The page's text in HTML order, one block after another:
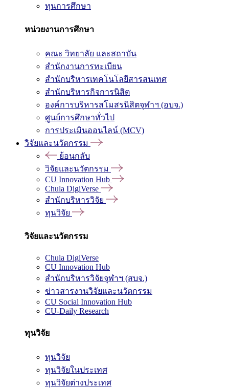
ทุนการศึกษา
หน่วยงานการศึกษา
คณะ วิทยาลัย และสถาบัน
สำนักงานการทะเบียน
สำนักบริหารเทคโนโลยีสารสนเทศ
สำนักบริหารกิจการนิสิต
องค์การบริหารสโมสรนิสิตจุฬาฯ (อบจ.)
ศูนย์การศึกษาทั่วไป
การประเมินออนไลน์ (MCV)
วิจัยและนวัตกรรม
ย้อนกลับ
วิจัยและนวัตกรรม
CU Innovation Hub
Chula DigiVerse
สำนักบริหารวิจัย
ทุนวิจัย
วิจัยและนวัตกรรม
Chula DigiVerse
CU Innovation Hub
สำนักบริหารวิจัยจุฬาฯ (สบจ.)
ข่าวสารงานวิจัยและนวัตกรรม
CU Social Innovation Hub
CU-Daily Research
ทุนวิจัย
ทุนวิจัย
ทุนวิจัยในประเทศ
ทุนวิจัยต่างประเทศ